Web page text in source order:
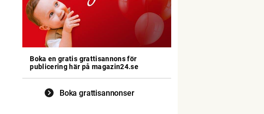
Boka en gratis grattisannons för
publicering här på magazin24.se
Boka grattisannonser